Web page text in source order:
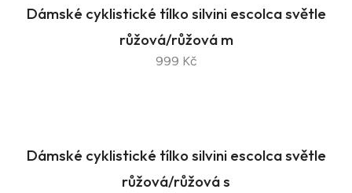
Dámské cyklistické tílko silvini escolca světle
růžová/růžová m
999 Kč
Dámské cyklistické tílko silvini escolca světle
růžová/růžová s